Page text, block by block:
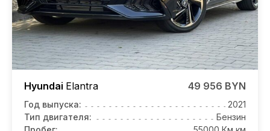
Hyundai Elantra 49 956 BYN
Год выпуска:
2021
Тип двигателя:
Бензин